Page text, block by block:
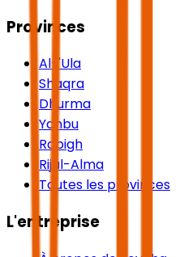
Provinces
Al-'Ula
Shaqra
Dhurma
Yanbu
Rabigh
Rijal-Alma
Toutes les provinces
L'entreprise